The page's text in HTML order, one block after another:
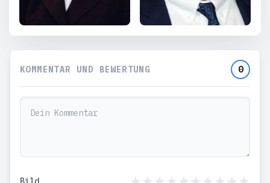
KOMMENTAR UND BEWERTUNG 0